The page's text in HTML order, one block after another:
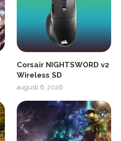
Corsair NIGHTSWORD v2
Wireless SD
augusti 6, 2026